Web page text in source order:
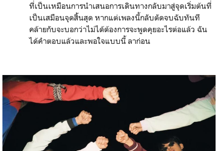
ที่เป็นเหมือนการนำเสนอการเดินทางกลับมาสู่จุดเริ่มต้นที่
เป็นเสมือนจุดสิ้นสุด หากแต่เพลงนี้กลับตัดจบฉับทันที
คล้ายกับจะบอกว่าไม่ได้ต้องการจะพูดคุยอะไรต่อแล้ว ฉัน
ได้คำตอบแล้วและพอใจแบบนี้ ลาก่อน